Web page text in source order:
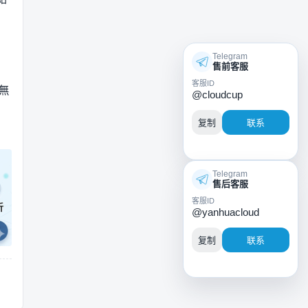
Telegram
售前客服
客服ID
@cloudcup
复制 联系
Telegram
售后客服
客服ID
@yanhuacloud
复制 联系